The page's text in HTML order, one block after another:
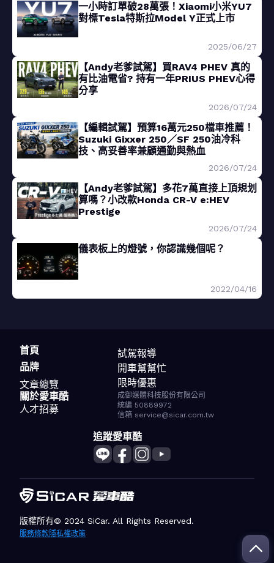
一小時訂單破28萬張！Xiaomi小米YU7
對標Tesla特斯拉Model Y正式上市
2025/06/27
【Andy老爹試駕】買RAV4 PHEV 真的
有比油電省? 持有一年PRIUS PHEV心得
分享
2026/07/24
【編輯試駕】預算16萬元250檔車推薦！
Suzuki Gixxer 250／SF 250油冷科
技、高妥善率兼顧通勤與熱血
2026/07/24
【Andy老爹試駕】多花7萬直接上頂規划
算嗎？小改款Honda CR-V e:HEV
Prestige
2026/07/24
儀表板上的燈號，你認識幾個呢？
2022/04/16
首頁
品牌
文章總覽
試駕報導
開車幫幫忙
限時優惠
關於愛車酷
人才招募
成御媒體科技股份有限公司
統編 50889972
信箱 service@sicar.com.tw
追蹤愛車酷
版權所有© 2024 SiCar. All Rights Reserved.
服務條款隱私權政策